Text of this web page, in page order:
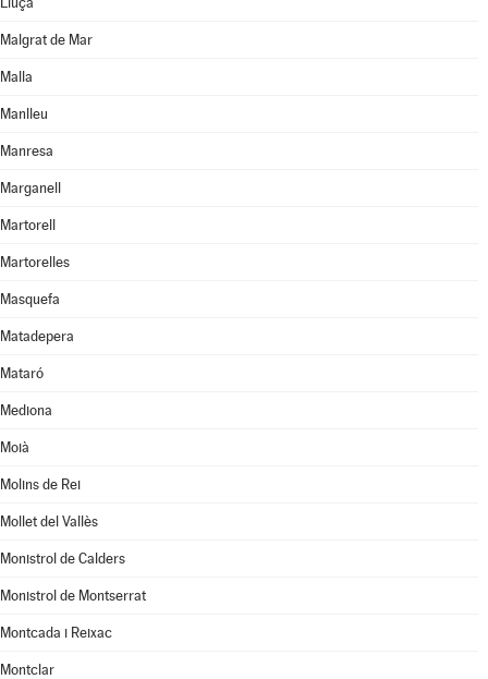
Malgrat de Mar
Malla
Manlleu
Manresa
Marganell
Martorell
Martorelles
Masquefa
Matadepera
Mataró
Mediona
Moià
Molins de Rei
Mollet del Vallès
Monistrol de Calders
Monistrol de Montserrat
Montcada i Reixac
Montclar